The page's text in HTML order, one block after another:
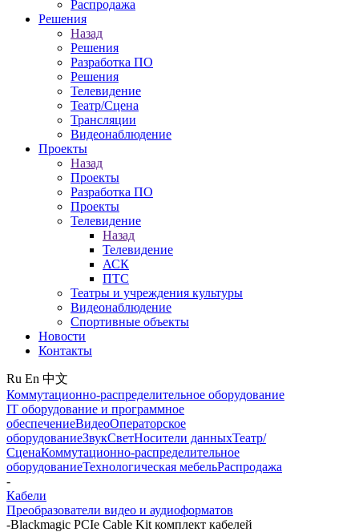
Распродажа
Решения
Назад
Решения
Разработка ПО
Решения
Телевидение
Театр/Сцена
Трансляции
Видеонаблюдение
Проекты
Назад
Проекты
Разработка ПО
Проекты
Телевидение
Назад
Телевидение
АСК
ПТС
Театры и учреждения культуры
Видеонаблюдение
Спортивные объекты
Новости
Контакты
Ru En 中文
Коммутационно-распределительное оборудование
IT оборудование и программное
обеспечениеВидеоОператорское
оборудованиеЗвукСветНосители данныхТеатр/
СценаКоммутационно-распределительное
оборудованиеТехнологическая мебельРаспродажа
-
Кабели
Преобразователи видео и аудиоформатов
-Blackmagic PCIe Cable Kit комплект кабелей